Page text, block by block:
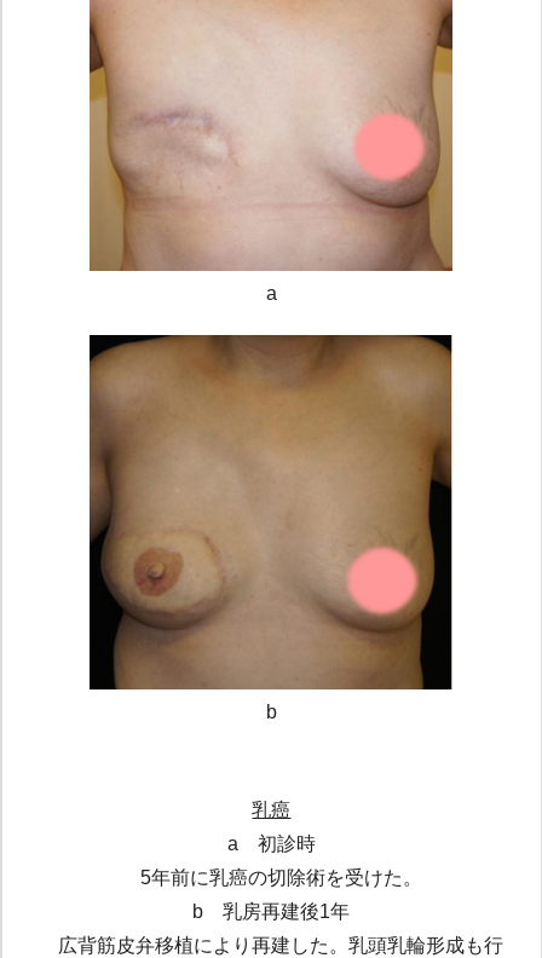
a
b
乳癌
a 初診時
5年前に乳癌の切除術を受けた。
b 乳房再建後1年
広背筋皮弁移植により再建した。乳頭乳輪形成も行